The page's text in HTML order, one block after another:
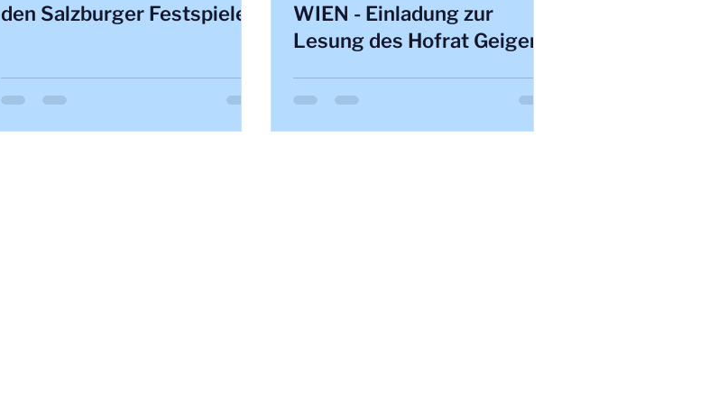
den Salzburger Festspielen
WIEN - Einladung zur
Lesung des Hofrat Geiger